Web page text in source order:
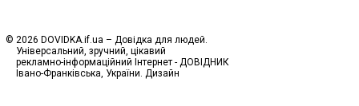
© 2026 DOVIDKA.if.ua – Довідка для людей.
Універсальний, зручний, цікавий
рекламно-інформаційний Інтернет - ДОВІДНИК
Івано-Франківська, України. Дизайн